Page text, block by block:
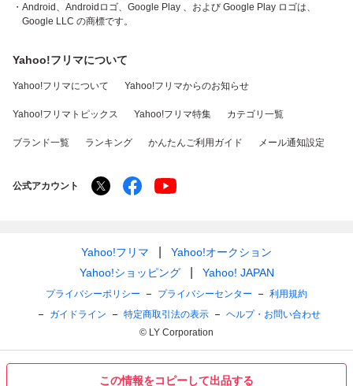
この情報をコピーして出品する
・Android、Androidロゴ、Google Play 、および Google Play ロゴは、
Google LLC の商標です。
Yahoo!フリマについて
Yahoo!フリマについて Yahoo!フリマからのお知らせ
Yahoo!フリマトピックス Yahoo!フリマ特集 カテゴリ一覧
ブランド一覧 ランキング かんたんご利用ガイド メール通知設定
公式アカウント
Yahoo!フリマ
Yahoo!オークション
Yahoo!ショッピング
Yahoo! JAPAN
プライバシーポリシー プライバシーセンター
利用規約
ガイドライン
特定商取引法の表示
ヘルプ・お問い合わせ
© LY Corporation